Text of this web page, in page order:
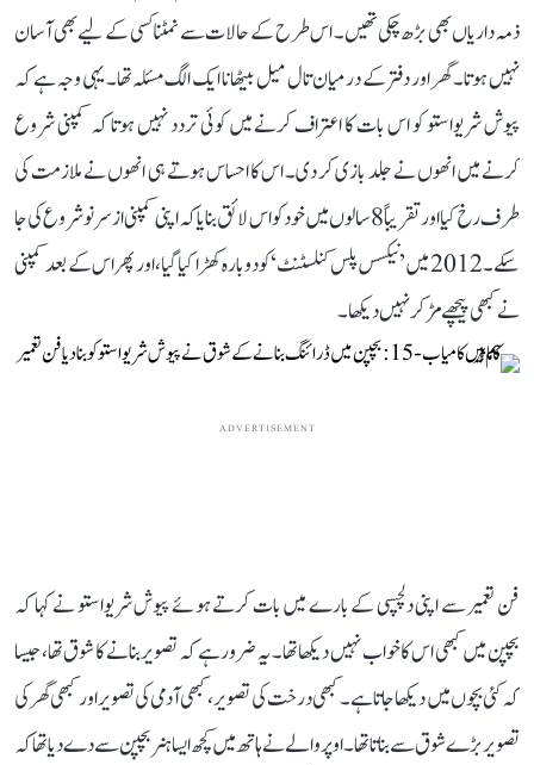
ذمہ داریاں بھی بڑھ چکی تھیں۔ اس طرح کے حالات سے نمٹنا کسی کے لیے بھی آسان
نہیں ہوتا۔ گھر اور دفتر کے درمیان تال میل بیٹھانا ایک الگ مسئلہ تھا۔ یہی وجہ ہے کہ
پیوش شریواستو کو اس بات کا اعتراف کرنے میں کوئی تردد نہیں ہوتا کہ کمپنی شروع
کرنے میں انھوں نے جلد بازی کر دی۔ اس کا احساس ہوتے ہی انھوں نے ملازمت کی
طرف رخ کیا اور تقریباً 8 سالوں میں خود کو اس لائق بنایا کہ اپنی کمپنی از سر نو شروع کی جا
سکے۔ 2012 میں ’نیکسس پلس کنلسٹنٹ‘ کو دوبارہ کھڑا کیا گیا، اور پھر اس کے بعد کمپنی
نے کبھی پیچھے مڑ کر نہیں دیکھا۔
ADVERTISEMENT
فن تعمیر سے اپنی دلچسپی کے بارے میں بات کرتے ہوئے پیوش شریواستو نے کہا کہ
بچپن میں کبھی اس کا خواب نہیں دیکھا تھا۔ یہ ضرور ہے کہ تصویر بنانے کا شوق تھا، جیسا
کہ کئی بچوں میں دیکھا جاتا ہے۔ کبھی درخت کی تصویر، کبھی آدمی کی تصویر اور کبھی گھر کی
تصویر بڑے شوق سے بناتا تھا۔ اوپر والے نے ہاتھ میں کچھ ایسا ہنر بچپن سے دے دیا تھا کہ